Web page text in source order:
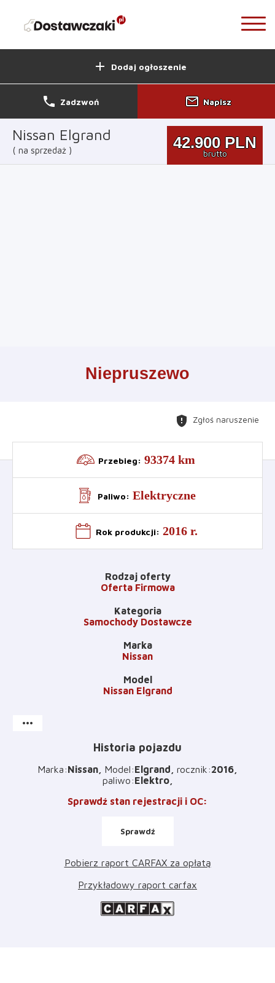
add Dodaj ogłoszenie
Nissan Elgrand
na sprzedaż 42.900 PLN
brutto
Niepruszewo
gpp_maybe Zgłoś naruszenie
Przebieg: 93374 km
Paliwo: Elektryczne
Rok produkcji: 2016 r.
Rodzaj oferty
Oferta Firmowa
Kategoria
Samochody Dostawcze
Marka
Nissan
Model
Nissan Elgrand
more_horiz
Historia pojazdu
Marka:Nissan Model:Elgrand rocznik:2016
paliwo:Elektro
Sprawdź stan rejestracji i OC:
Sprawdź
Pobierz raport CARFAX za opłatą
Przykładowy raport carfax
phone Zadzwoń mail_outline Napisz